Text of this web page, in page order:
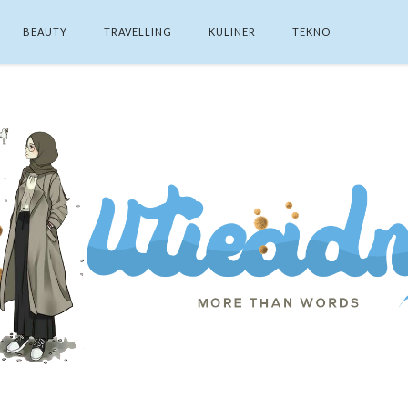
BEAUTY TRAVELLING KULINER TEKNO
SEARCH THIS BLOG